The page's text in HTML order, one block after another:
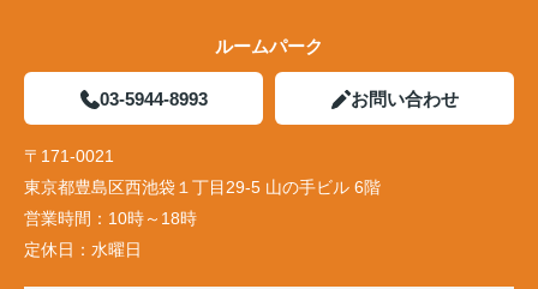
ルームパーク
03-5944-8993 お問い合わせ
〒171-0021
東京都豊島区西池袋１丁目29-5 山の手ビル 6階
営業時間： 10時～18時
定休日： 水曜日